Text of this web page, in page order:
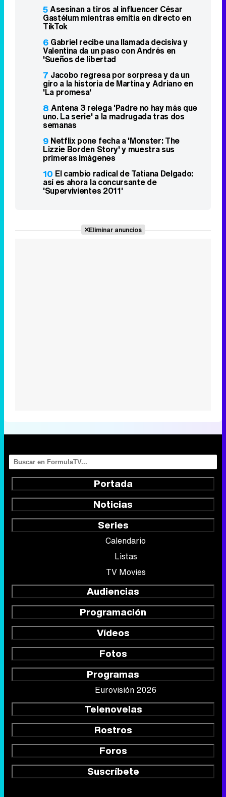
5Asesinan a tiros al influencer César
Gastélum mientras emitía en directo en
TikTok
6 Gabriel recibe una llamada decisiva y
Valentina da un paso con Andrés en
'Sueños de libertad
7 Jacobo regresa por sorpresa y da un
giro a la historia de Martina y Adriano en
'La promesa'
8 Antena 3 relega 'Padre no hay más que
uno. La serie' a la madrugada tras dos
semanas
9 Netflix pone fecha a 'Monster: The
Lizzie Borden Story' y muestra sus
primeras imágenes
10 El cambio radical de Tatiana Delgado:
así es ahora la concursante de
'Supervivientes 2011'
Eliminar anuncios
Portada
Noticias
Series
Calendario
Listas
TV Movies
Audiencias
Programación
Vídeos
Fotos
Programas
Eurovisión 2026
Telenovelas
Rostros
Foros
Suscríbete